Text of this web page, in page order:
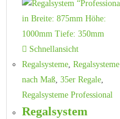
Schnellansicht
Regalsysteme, Regalsysteme
nach Maß, 35er Regale,
Regalsysteme Professional
Regalsystem